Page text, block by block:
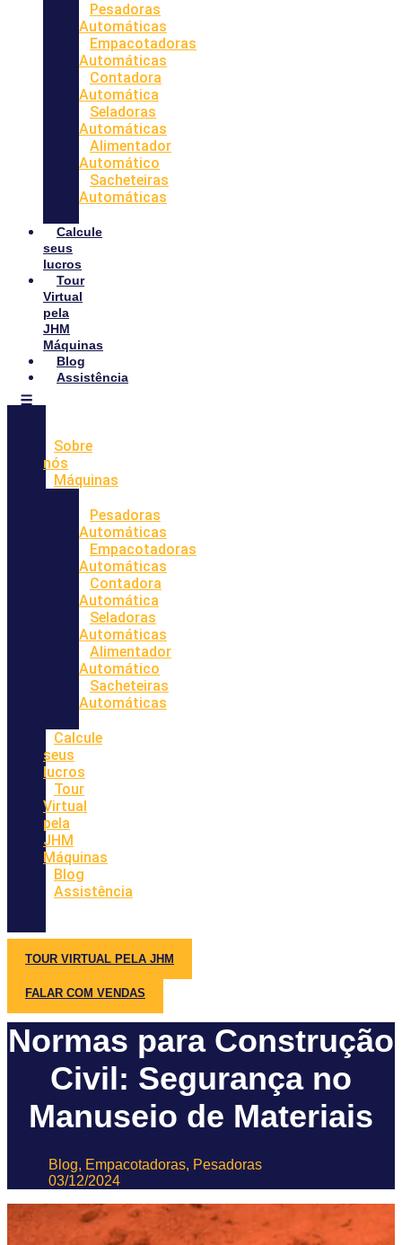
Pesadoras
Automáticas
Empacotadoras
Automáticas
Contadora
Automática
Seladoras
Automáticas
Alimentador
Automático
Sacheteiras
Automáticas
Calcule
seus
lucros
Tour
Virtual
pela
JHM
Máquinas
Blog
Assistência
Sobre
nós
Máquinas
Pesadoras
Automáticas
Empacotadoras
Automáticas
Contadora
Automática
Seladoras
Automáticas
Alimentador
Automático
Sacheteiras
Automáticas
Calcule
seus
lucros
Tour
Virtual
pela
JHM
Máquinas
Blog
Assistência
TOUR VIRTUAL PELA JHM
FALAR COM VENDAS
Normas para Construção
Civil: Segurança no
Manuseio de Materiais
Blog, Empacotadoras, Pesadoras
03/12/2024